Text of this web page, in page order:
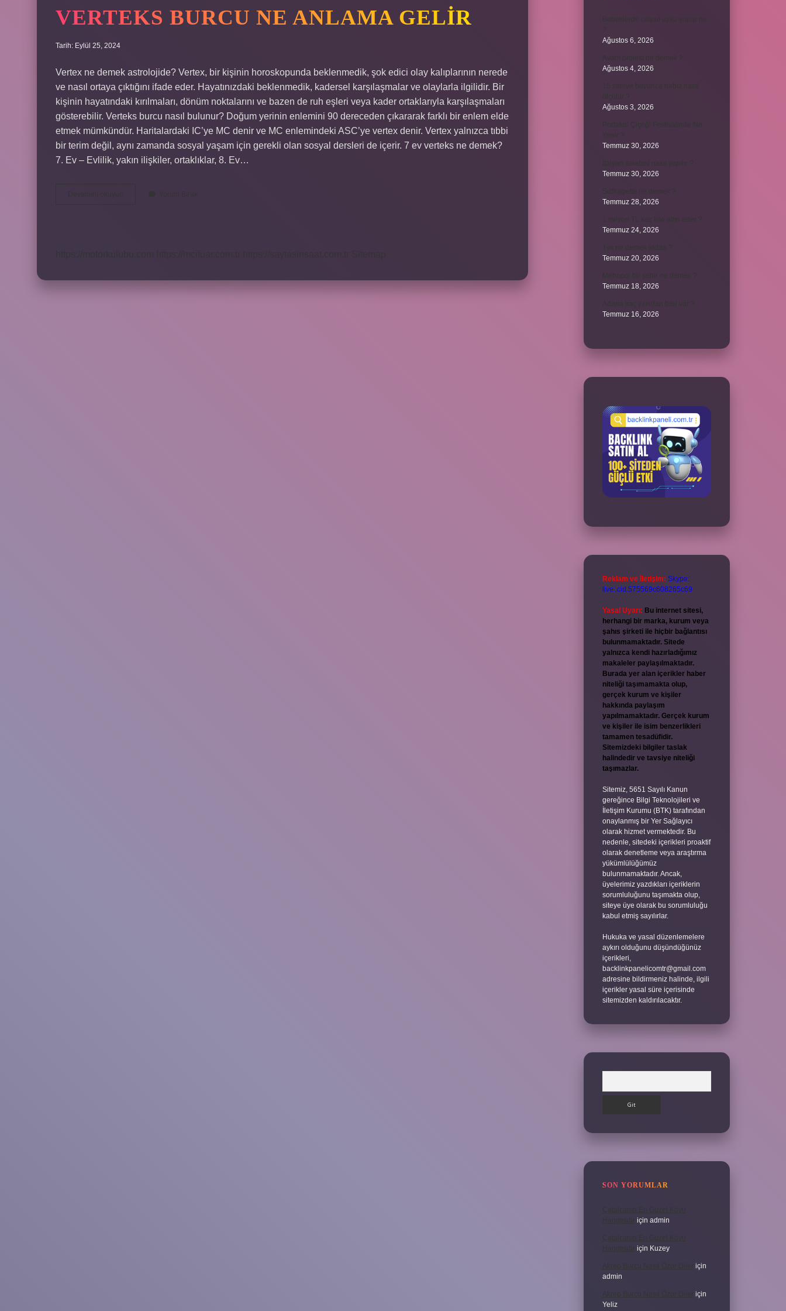
VERTEKS BURCU NE ANLAMA GELIR
Tarih: Eylül 25, 2024
Vertex ne demek astrolojide? Vertex, bir kişinin horoskopunda beklenmedik, şok edici olay kalıplarının nerede
ve nasıl ortaya çıktığını ifade eder. Hayatınızdaki beklenmedik, kadersel karşılaşmalar ve olaylarla ilgilidir. Bir
kişinin hayatındaki kırılmaları, dönüm noktalarını ve bazen de ruh eşleri veya kader ortaklarıyla karşılaşmaları
gösterebilir. Verteks burcu nasıl bulunur? Doğum yerinin enlemini 90 dereceden çıkararak farklı bir enlem elde
etmek mümkündür. Haritalardaki IC’ye MC denir ve MC enlemindeki ASC’ye vertex denir. Vertex yalnızca tıbbi
bir terim değil, aynı zamanda sosyal yaşam için gerekli olan sosyal dersleri de içerir. 7 ev verteks ne demek?
7. Ev – Evlilik, yakın ilişkiler, ortaklıklar, 8. Ev…
Ağustos 6, 2026
Ağustos 4, 2026
Ağustos 3, 2026
Temmuz 30, 2026
Temmuz 30, 2026
Temmuz 28, 2026
Temmuz 24, 2026
Temmuz 20, 2026
Temmuz 18, 2026
Temmuz 16, 2026
Reklam ve İletişim: Skype:
live:.cid.575569c608265c69
Yasal Uyarı: Bu internet sitesi,
herhangi bir marka, kurum veya
şahıs şirketi ile hiçbir bağlantısı
bulunmamaktadır. Sitede
yalnızca kendi hazırladığımız
makaleler paylaşılmaktadır.
Burada yer alan içerikler haber
niteliği taşımamakta olup,
gerçek kurum ve kişiler
hakkında paylaşım
yapılmamaktadır. Gerçek kurum
ve kişiler ile isim benzerlikleri
tamamen tesadüfidir.
Sitemizdeki bilgiler taslak
halindedir ve tavsiye niteliği
taşımazlar.
Sitemiz, 5651 Sayılı Kanun
gereğince Bilgi Teknolojileri ve
İletişim Kurumu (BTK) tarafından
onaylanmış bir Yer Sağlayıcı
olarak hizmet vermektedir. Bu
nedenle, sitedeki içerikleri proaktif
olarak denetleme veya araştırma
yükümlülüğümüz
bulunmamaktadır. Ancak,
üyelerimiz yazdıkları içeriklerin
sorumluluğunu taşımakta olup,
siteye üye olarak bu sorumluluğu
kabul etmiş sayılırlar.
Hukuka ve yasal düzenlemelere
aykırı olduğunu düşündüğünüz
içerikleri,
backlinkpanelicomtr@gmail.com
adresine bildirmeniz halinde, ilgili
içerikler yasal süre içerisinde
sitemizden kaldırılacaktır.
SON YORUMLAR
Çatalcanın En Güzel Köyü
Hangisidir için admin
Çatalcanın En Güzel Köyü
Hangisidir için Kuzey
Akrep Burcu Nasıl Özür Diler için
admin
Akrep Burcu Nasıl Özür Diler için
Yeliz